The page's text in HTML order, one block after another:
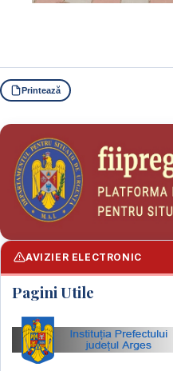
Printează
AVIZIER ELECTRONIC
Pagini Utile